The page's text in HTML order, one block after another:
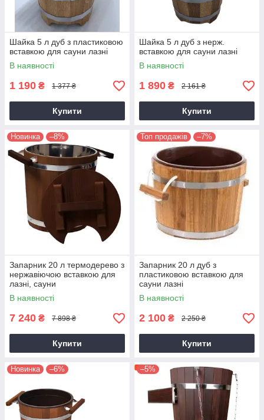
Шайка 5 л дуб з пластиковою
вставкою для сауни лазні
В наявності
1 190 ₴ 1 377 ₴
Купити
Шайка 5 л дуб з нерж.
вставкою для сауни лазні
В наявності
1 890 ₴ 2 161 ₴
Купити
Новинка –8%
Запарник 20 л термодерево з
нержавіючою вставкою для
лазні, сауни
В наявності
7 240 ₴ 7 898 ₴
Купити
Топ продажів –7%
Запарник 20 л дуб з
пластиковою вставкою для
сауни лазні
В наявності
2 100 ₴ 2 250 ₴
Купити
Новинка –6% –5%